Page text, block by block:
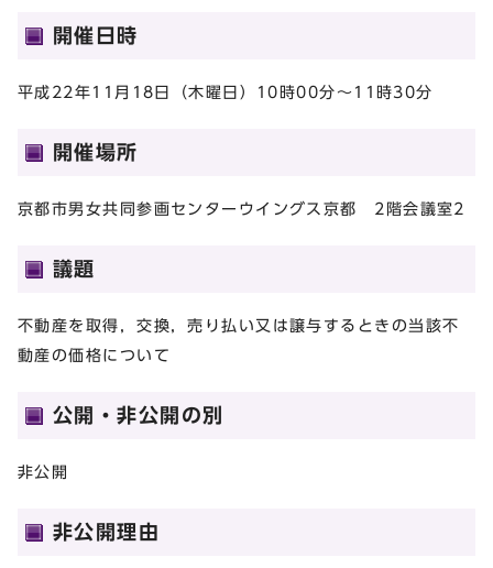
開催日時
平成22年11月18日（木曜日）10時00分～11時30分
開催場所
京都市男女共同参画センターウイングス京都 2階会議室2
議題
不動産を取得，交換，売り払い又は譲与するときの当該不
動産の価格について
公開・非公開の別
非公開
非公開理由